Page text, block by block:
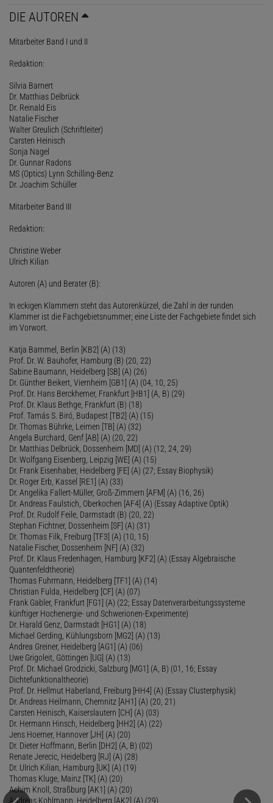
DIE AUTOREN
Mitarbeiter Band I und II
Redaktion:
Silvia Barnert
Dr. Matthias Delbrück
Dr. Reinald Eis
Natalie Fischer
Walter Greulich (Schriftleiter)
Carsten Heinisch
Sonja Nagel
Dr. Gunnar Radons
MS (Optics) Lynn Schilling-Benz
Dr. Joachim Schüller
Mitarbeiter Band III
Redaktion:
Christine Weber
Ulrich Kilian
Autoren (A) und Berater (B):
In eckigen Klammern steht das Autorenkürzel, die Zahl in der runden
Klammer ist die Fachgebietsnummer; eine Liste der Fachgebiete findet sich
im Vorwort.
Katja Bammel, Berlin [KB2] (A) (13)
Prof. Dr. W. Bauhofer, Hamburg (B) (20, 22)
Sabine Baumann, Heidelberg [SB] (A) (26)
Dr. Günther Beikert, Viernheim [GB1] (A) (04, 10, 25)
Prof. Dr. Hans Berckhemer, Frankfurt [HB1] (A, B) (29)
Prof. Dr. Klaus Bethge, Frankfurt (B) (18)
Prof. Tamás S. Biró, Budapest [TB2] (A) (15)
Dr. Thomas Bührke, Leimen [TB] (A) (32)
Angela Burchard, Genf [AB] (A) (20, 22)
Dr. Matthias Delbrück, Dossenheim [MD] (A) (12, 24, 29)
Dr. Wolfgang Eisenberg, Leipzig [WE] (A) (15)
Dr. Frank Eisenhaber, Heidelberg [FE] (A) (27; Essay Biophysik)
Dr. Roger Erb, Kassel [RE1] (A) (33)
Dr. Angelika Fallert-Müller, Groß-Zimmern [AFM] (A) (16, 26)
Dr. Andreas Faulstich, Oberkochen [AF4] (A) (Essay Adaptive Optik)
Prof. Dr. Rudolf Feile, Darmstadt (B) (20, 22)
Stephan Fichtner, Dossenheim [SF] (A) (31)
Dr. Thomas Filk, Freiburg [TF3] (A) (10, 15)
Natalie Fischer, Dossenheim [NF] (A) (32)
Prof. Dr. Klaus Fredenhagen, Hamburg [KF2] (A) (Essay Algebraische
Quantenfeldtheorie)
Thomas Fuhrmann, Heidelberg [TF1] (A) (14)
Christian Fulda, Heidelberg [CF] (A) (07)
Frank Gabler, Frankfurt [FG1] (A) (22; Essay Datenverarbeitungssysteme
künftiger Hochenergie- und Schwerionen-Experimente)
Dr. Harald Genz, Darmstadt [HG1] (A) (18)
Michael Gerding, Kühlungsborn [MG2] (A) (13)
Andrea Greiner, Heidelberg [AG1] (A) (06)
Uwe Grigoleit, Göttingen [UG] (A) (13)
Prof. Dr. Michael Grodzicki, Salzburg [MG1] (A, B) (01, 16; Essay
Dichtefunktionaltheorie)
Prof. Dr. Hellmut Haberland, Freiburg [HH4] (A) (Essay Clusterphysik)
Dr. Andreas Heilmann, Chemnitz [AH1] (A) (20, 21)
Carsten Heinisch, Kaiserslautern [CH] (A) (03)
Dr. Hermann Hinsch, Heidelberg [HH2] (A) (22)
Jens Hoerner, Hannover [JH] (A) (20)
Dr. Dieter Hoffmann, Berlin [DH2] (A, B) (02)
Renate Jerecic, Heidelberg [RJ] (A) (28)
Dr. Ulrich Kilian, Hamburg [UK] (A) (19)
Thomas Kluge, Mainz [TK] (A) (20)
Achim Knoll, Straßburg [AK1] (A) (20)
Andreas Kohlmann, Heidelberg [AK2] (A) (29)